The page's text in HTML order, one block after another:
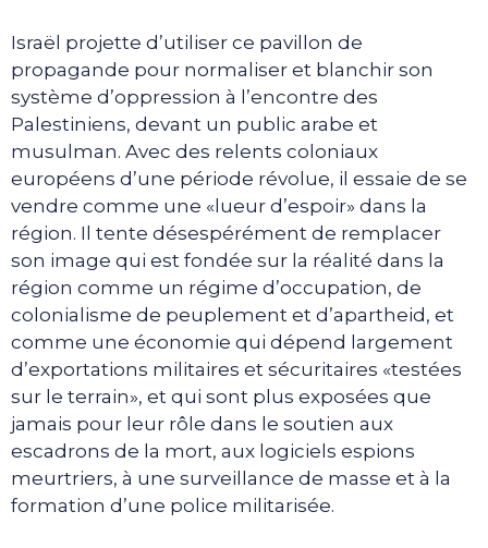
Israël projette d’utiliser ce pavillon de
propagande pour normaliser et blanchir son
système d’oppression à l’encontre des
Palestiniens, devant un public arabe et
musulman. Avec des relents coloniaux
européens d’une période révolue, il essaie de se
vendre comme une «lueur d’espoir» dans la
région. Il tente désespérément de remplacer
son image qui est fondée sur la réalité dans la
région comme un régime d’occupation, de
colonialisme de peuplement et d’apartheid, et
comme une économie qui dépend largement
d’exportations militaires et sécuritaires «testées
sur le terrain», et qui sont plus exposées que
jamais pour leur rôle dans le soutien aux
escadrons de la mort, aux logiciels espions
meurtriers, à une surveillance de masse et à la
formation d’une police militarisée.